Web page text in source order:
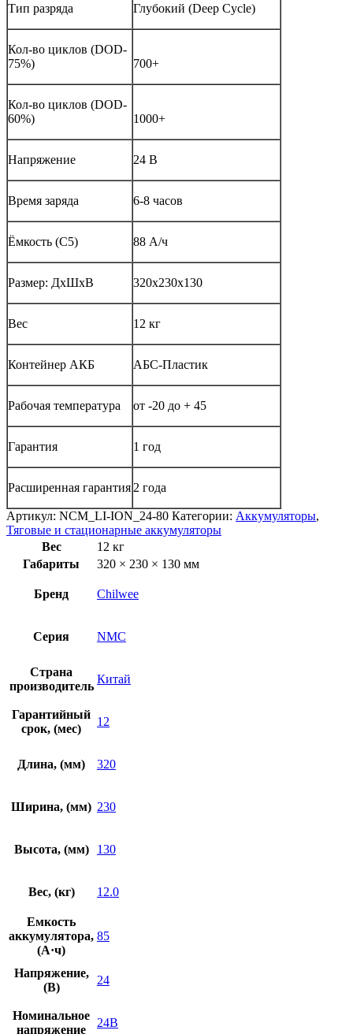
Тип разряда Глубокий (Deep Cycle)
Кол-во циклов (DOD-
75%)
700+
Кол-во циклов (DOD-
60%)
1000+
Напряжение 24 В
Время заряда 6-8 часов
Ёмкость (С5) 88 А/ч
Размер: ДхШхВ 320х230х130
Вес 12 кг
Контейнер АКБ АБС-Пластик
Рабочая температура от -20 до + 45
Гарантия 1 год
Расширенная гарантия 2 года
Артикул: NCM_LI-ION_24-80 Категории: Аккумуляторы,
Тяговые и стационарные аккумуляторы
Вес
12 кг
Габариты
320 × 230 × 130 мм
Бренд Chilwee
Серия NMC
Страна
производитель
Китай
Гарантийный
срок, (мес)
12
Длина, (мм) 320
Ширина, (мм) 230
Высота, (мм) 130
Вес, (кг) 12.0
Емкость
аккумулятора,
(А·ч)
85
Напряжение,
(В)
24
Номинальное
напряжение
24В